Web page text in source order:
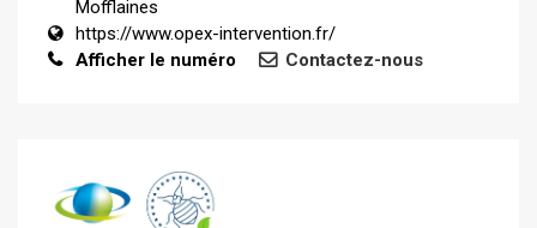
Mofflaines
https://www.opex-intervention.fr/
Afficher le numéro
Contactez-nous